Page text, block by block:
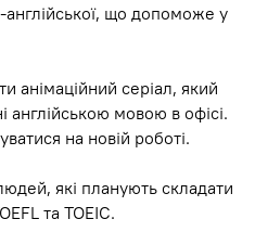
що допоможе у
анімаційний серіал, який
англійською мовою в офісі.
на новій роботі.
які планують складати
та TOEIC.